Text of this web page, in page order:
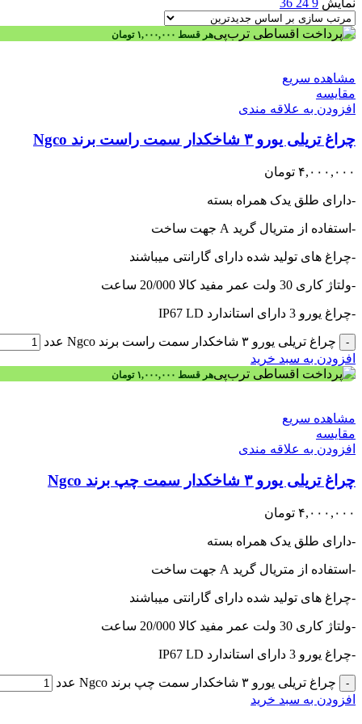
هر قسط ۱,۰۰۰,۰۰۰ تومان
مشاهده سریع
مقایسه
افزودن به علاقه مندی
چراغ تریلی یورو ۳ شاخکدار سمت راست برند Ngco
۴,۰۰۰,۰۰۰ تومان
-دارای طلق یدک همراه بسته
-استفاده از متریال گرید A جهت ساخت
-چراغ های تولید شده دارای گارانتی میباشند
-ولتاژ کاری 30 ولت عمر مفید کالا 20/000 ساعت
-چراغ یورو 3 دارای استاندارد IP67 LD
-
چراغ تریلی یورو ۳ شاخکدار سمت راست برند Ngco عدد
افزودن به سبد خرید
هر قسط ۱,۰۰۰,۰۰۰ تومان
مشاهده سریع
مقایسه
افزودن به علاقه مندی
چراغ تریلی یورو ۳ شاخکدار سمت چپ برند Ngco
۴,۰۰۰,۰۰۰ تومان
-دارای طلق یدک همراه بسته
-استفاده از متریال گرید A جهت ساخت
-چراغ های تولید شده دارای گارانتی میباشند
-ولتاژ کاری 30 ولت عمر مفید کالا 20/000 ساعت
-چراغ یورو 3 دارای استاندارد IP67 LD
-
چراغ تریلی یورو ۳ شاخکدار سمت چپ برند Ngco عدد
افزودن به سبد خرید